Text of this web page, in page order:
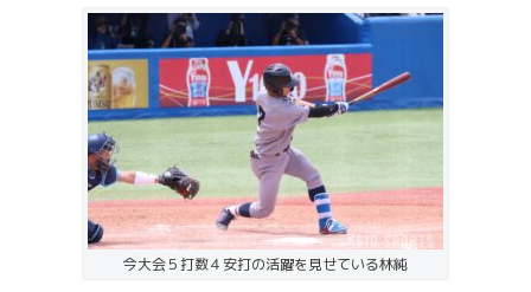
今大会５打数４安打の活躍を見せている林純